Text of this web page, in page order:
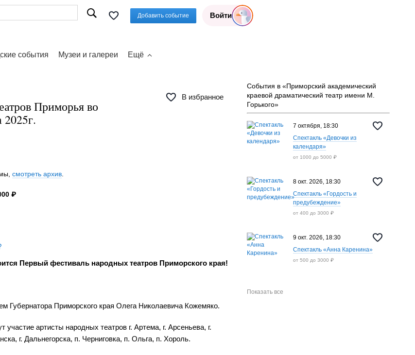
Добавить событие Войти
события Музеи и галереи Ещё
В избранное
Приморья во
2025г.
смотреть архив
₽
Первый фестиваль народных театров Приморского края!
Губернатора Приморского края Олега Николаевича Кожемяко.
артисты народных театров г. Артема, г. Арсеньева, г.
г. Дальнегорска, п. Черниговка, п. Ольга, п. Хороль.
События в «Приморский академический
краевой драматический театр имени М.
Горького»
7 октября, 18:30
Спектакль «Девочки из
календаря»
от 1000 до 5000 ₽
8 окт. 2026, 18:30
Спектакль «Гордость и
предубеждение»
от 400 до 3000 ₽
9 окт. 2026, 18:30
Спектакль «Анна Каренина»
от 500 до 3000 ₽
Показать все